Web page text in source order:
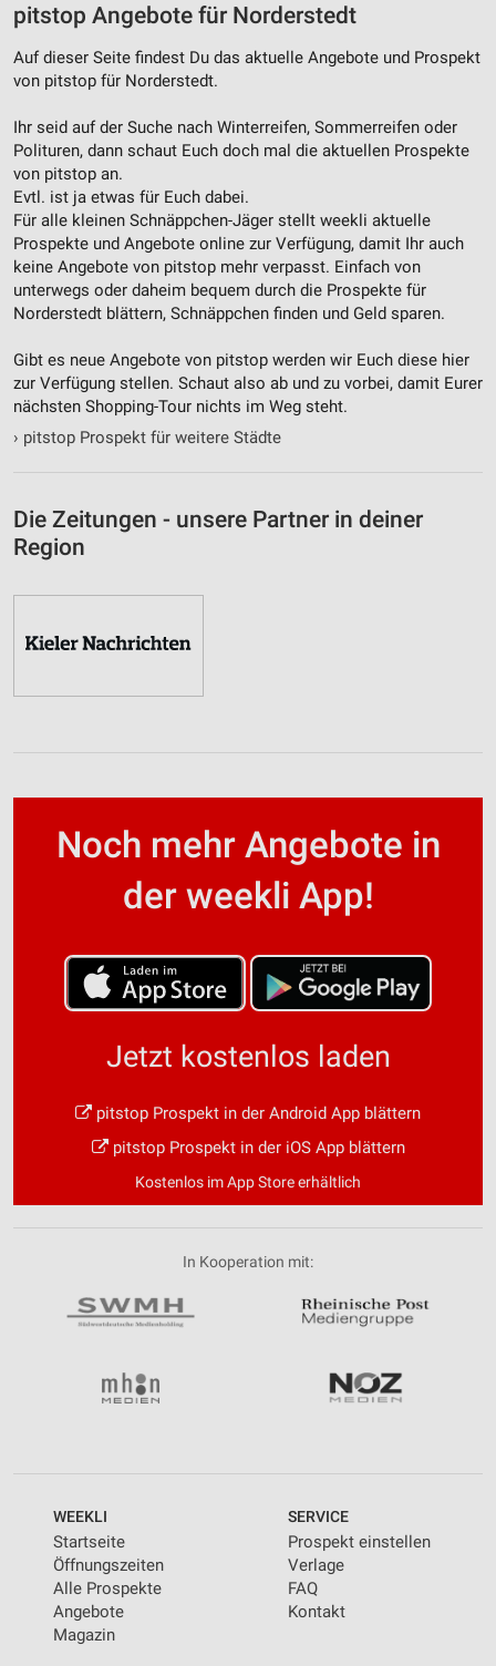
pitstop Angebote für Norderstedt
Auf dieser Seite findest Du das aktuelle Angebote und Prospekt
von pitstop für Norderstedt.
Ihr seid auf der Suche nach Winterreifen, Sommerreifen oder
Polituren, dann schaut Euch doch mal die aktuellen Prospekte
von pitstop an.
Evtl. ist ja etwas für Euch dabei.
Für alle kleinen Schnäppchen-Jäger stellt weekli aktuelle
Prospekte und Angebote online zur Verfügung, damit Ihr auch
keine Angebote von pitstop mehr verpasst. Einfach von
unterwegs oder daheim bequem durch die Prospekte für
Norderstedt blättern, Schnäppchen finden und Geld sparen.
Gibt es neue Angebote von pitstop werden wir Euch diese hier
zur Verfügung stellen. Schaut also ab und zu vorbei, damit Eurer
nächsten Shopping-Tour nichts im Weg steht.
› pitstop Prospekt für weitere Städte
Die Zeitungen - unsere Partner in deiner
Region
Noch mehr Angebote in
der weekli App!
Jetzt kostenlos laden
pitstop Prospekt in der Android App blättern
pitstop Prospekt in der iOS App blättern
Kostenlos im App Store erhältlich
In Kooperation mit:
WEEKLI
Startseite
Öffnungszeiten
Alle Prospekte
Angebote
Magazin
SERVICE
Prospekt einstellen
Verlage
FAQ
Kontakt
Messung der Performance von Inhalten
Analyse von Zielgruppen durch Statistiken oder
Kombinationen von Daten aus verschiedenen
Entwicklung und Verbesserung der Angebote
Verwendung reduzierter Daten zur Auswahl von
Inhalten
IAB-Besonderheiten:
Verwendung genauer Standortdaten
Geräte anhand von aktiv angeforderten
Nicht-IAB-Verarbeitungszwecke:
Notwendig
Werbung